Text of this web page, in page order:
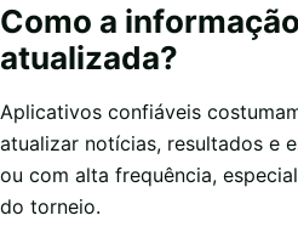
Como a
atualizada?
Aplicativos confiáveis
atualizar notícias, resultados e
ou com alta frequência,
do torneio.